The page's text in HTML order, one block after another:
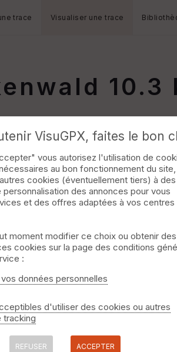
trace Visualiser une trace
10.3
VisuGPX, faites le bon
vous autorisez l'utilisation de
au bon fonctionnement du site,
cookies (éventuellement tiers) à
des annonces pour vous
et des offres adaptées à vos centres
moment modifier ce choix ou obtenir des
cookies sur la page des conditions
:
données personnelles
d'utiliser des cookies ou autres
tracking
REFUSER ACCEPTER